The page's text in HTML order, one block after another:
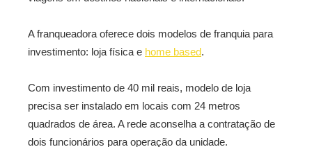
A franqueadora oferece dois modelos de franquia para
investimento: loja física e home based.
Com investimento de 40 mil reais, modelo de loja
precisa ser instalado em locais com 24 metros
quadrados de área. A rede aconselha a contratação de
dois funcionários para operação da unidade.